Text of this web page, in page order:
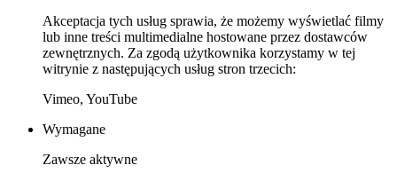
Akceptacja tych usług sprawia, że możemy wyświetlać filmy
lub inne treści multimedialne hostowane przez dostawców
zewnętrznych. Za zgodą użytkownika korzystamy w tej
witrynie z następujących usług stron trzecich:
Vimeo, YouTube
Wymagane
Zawsze aktywne